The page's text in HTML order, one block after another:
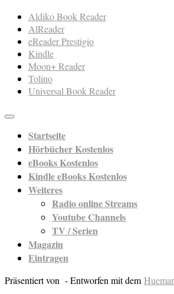
Aldiko Book Reader
AlReader
eReader Prestigio
Kindle
Moon+ Reader
Tolino
Universal Book Reader
Startseite
Hörbücher Kostenlos
eBooks Kostenlos
Kindle eBooks Kostenlos
Weiteres
Radio online Streams
Youtube Channels
TV / Serien
Magazin
Eintragen
Präsentiert von - Entworfen mit dem